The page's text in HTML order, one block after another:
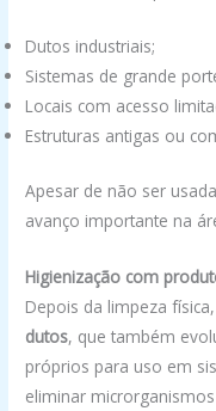
Dutos industriais;
Sistemas de grande
Locais com acesso
Estruturas antigas ou
Apesar de não ser
avanço importante na
Higienização com
Depois da limpeza
dutos, que também
próprios para uso em
eliminar